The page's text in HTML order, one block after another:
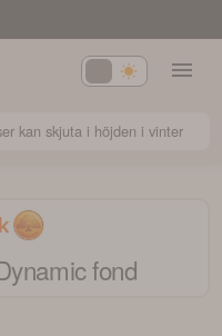
kan skjuta i höjden i vinter
fond